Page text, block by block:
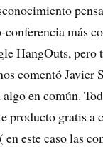
más
HangOuts, pero
comentó Javier
en común.
producto gratis a
en este caso las